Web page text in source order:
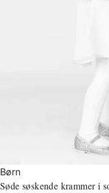
Børn
Søde søskende krammer i